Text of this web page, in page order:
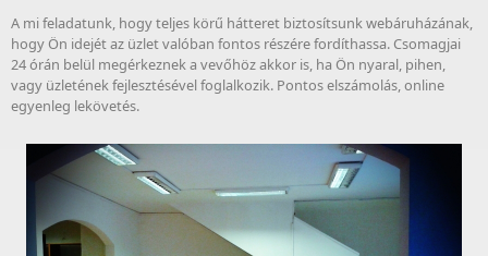
A mi feladatunk, hogy teljes körű hátteret biztosítsunk webáruházának,
hogy Ön idejét az üzlet valóban fontos részére fordíthassa. Csomagjai
24 órán belül megérkeznek a vevőhöz akkor is, ha Ön nyaral, pihen,
vagy üzletének fejlesztésével foglalkozik. Pontos elszámolás, online
egyenleg lekövetés.